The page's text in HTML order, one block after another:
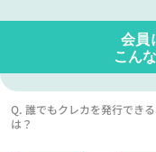
会員
こん
Q. 誰でもクレカを発行でき
は？